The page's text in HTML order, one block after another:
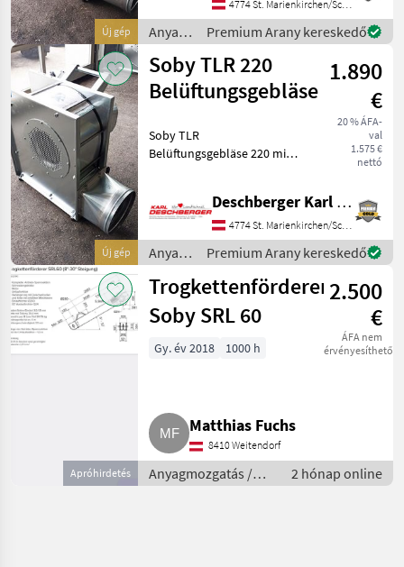
Marketplace
Kereskedői
ajánlatok
Apróhirdetések
Új gép
Dm 300 mm, Ausführung
verzinkt mit
Motorschutzschalter mit
4774 St. Marienkirchen/Schärding
Anyagmozgatás
/ Soby
Premium Arany kereskedő
Új gép
Soby TLR 220
Belüftungsgebläse
1.890
€
20 % ÁFA-
val
1.575 €
nettó
Soby TLR
Belüftungsgebläse 220 mit
Handgriff, Ausblasstutzen
Dm 300 mm, Ausführung
verzinkt mit
Motorschutzschalter mit
Deschberger Karl Landtechnik GesmbH & Co KG
4774 St. Marienkirchen/Schärding
Anyagmozgatás
/ Soby
Premium Arany kereskedő
Apróhirdetés
Trogkettenförderer
Soby SRL 60
2.500
€
ÁFA nem
érvényesíthető
Gy. év 2018 1000 h
Matthias Fuchs
8410 Weitendorf
Anyagmozgatás /
Ventillátor
2 hónap online